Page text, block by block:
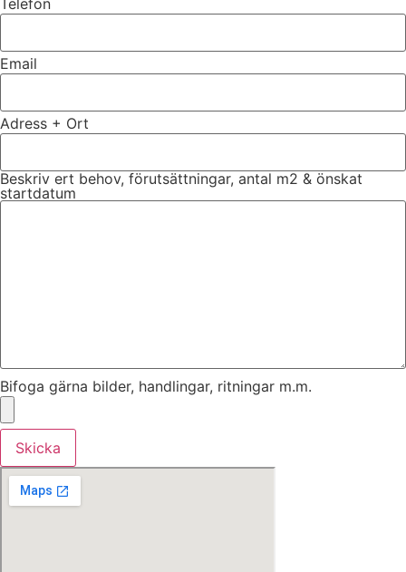
Telefon
Email
Adress + Ort
Beskriv ert behov, förutsättningar, antal m2 & önskat
startdatum
Bifoga gärna bilder, handlingar, ritningar m.m.
Skicka